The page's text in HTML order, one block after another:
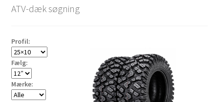
ATV-dæk søgning
Profil:
Fælg:
Mærke: